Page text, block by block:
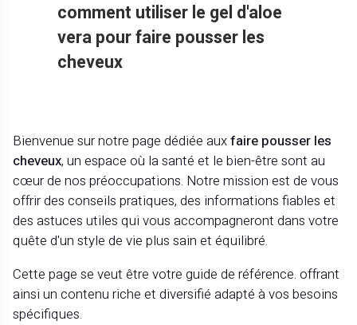
comment utiliser le gel d'aloe
vera pour faire pousser les
cheveux
Bienvenue sur notre page dédiée auxfaire pousser les
cheveux, un espace où la santé et le bien-être sont au
cœur de nos préoccupations. Notre mission est de vous
offrir des conseils pratiques, des informations fiables et
des astuces utiles qui vous accompagneront dans votre
quête d'un style de vie plus sain et équilibré.
Cette page se veut être votre guide de référence. offrant
ainsi un contenu riche et diversifié adapté à vos besoins
spécifiques.